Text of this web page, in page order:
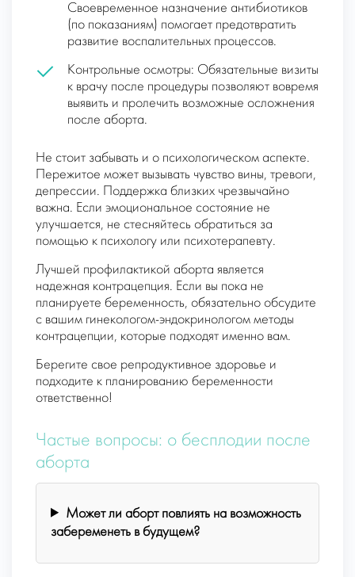
Своевременное назначение антибиотиков
(по показаниям) помогает предотвратить
развитие воспалительных процессов.
Контрольные осмотры: Обязательные визиты
к врачу после процедуры позволяют вовремя
выявить и пролечить возможные осложнения
после аборта.
Не стоит забывать и о психологическом аспекте.
Пережитое может вызывать чувство вины, тревоги,
депрессии. Поддержка близких чрезвычайно
важна. Если эмоциональное состояние не
улучшается, не стесняйтесь обратиться за
помощью к психологу или психотерапевту.
Лучшей профилактикой аборта является
надежная контрацепция. Если вы пока не
планируете беременность, обязательно обсудите
с вашим гинекологом-эндокринологом методы
контрацепции, которые подходят именно вам.
Берегите свое репродуктивное здоровье и
подходите к планированию беременности
ответственно!
Частые вопросы: о бесплодии после
аборта
Может ли аборт повлиять на возможность
забеременеть в будущем?